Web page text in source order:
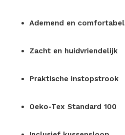
Ademend en comfortabel
Zacht en huidvriendelijk
Praktische instopstrook
Oeko-Tex Standard 100